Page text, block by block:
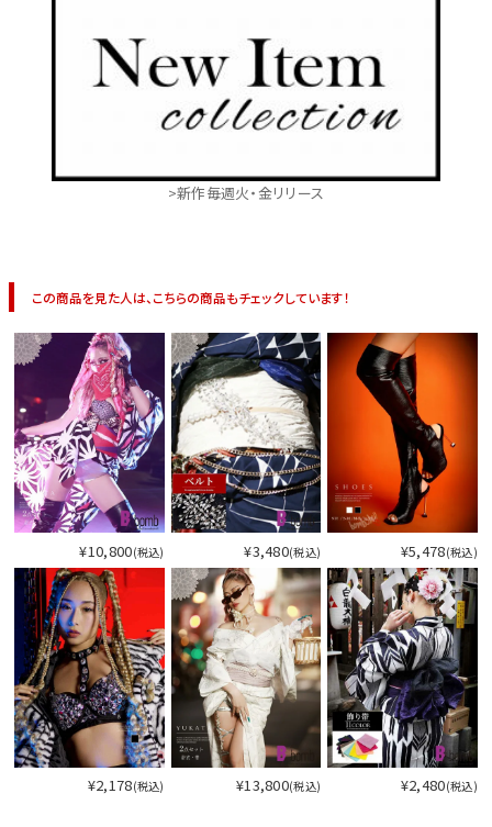
>新作毎週火・金リリース
この商品を見た人は、こちらの商品もチェックしています！
¥10,800(税込) ¥3,480(税込) ¥5,478(税込)
¥2,178(税込) ¥13,800(税込) ¥2,480(税込)